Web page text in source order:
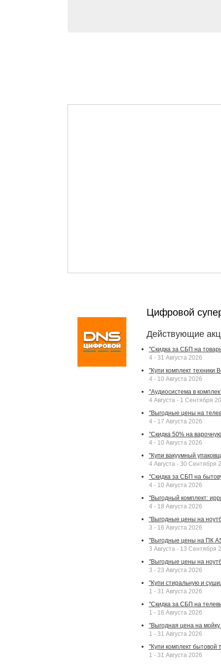
Цифровой
Действующие
"Скидка за СБП на
4 - 31 Августа 2026
"Купи комплект техники
4 - 10 Августа 2026
"Аудиосистема в
4 Августа - 1 Сентября
"Выгодные цены на
4 - 17 Августа 2026
"Скидка 50% на
4 - 10 Августа 2026
"Купи вакуумный
4 Августа - 30 Сентября
"Скидка за СБП на
4 - 10 Августа 2026
"Выгодный комплект:
4 - 18 Августа 2026
"Выгодные цены на
3 - 16 Августа 2026
"Выгодные цены на ПК
3 Августа - 13 Сентября
"Выгодные цены на
3 - 23 Августа 2026
"Купи стиральную и
1 - 31 Августа 2026
"Скидка за СБП на
1 - 16 Августа 2026
"Выгодная цена на
1 - 31 Августа 2026
"Купи комплект бытовой
1 - 31 Августа 2026